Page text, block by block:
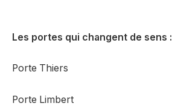
Les portes qui changent de sens :
Porte Thiers
Porte Limbert